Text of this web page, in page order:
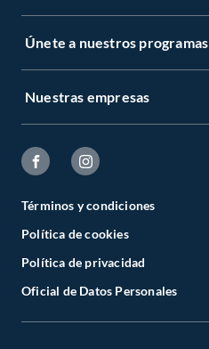
Únete a nuestros programas
Nuestras empresas
Términos y condiciones
Política de cookies
Política de privacidad
Oficial de Datos Personales